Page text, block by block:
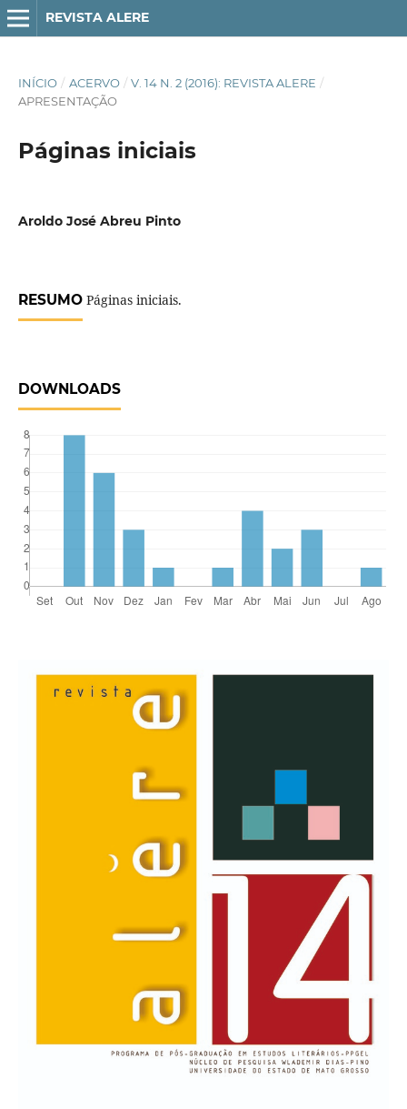
REVISTA ALERE
INÍCIO / ACERVO / V. 14 N. 2 (2016): REVISTA ALERE /
APRESENTAÇÃO
Páginas iniciais
Aroldo José Abreu Pinto
RESUMOPáginas iniciais.
DOWNLOADS